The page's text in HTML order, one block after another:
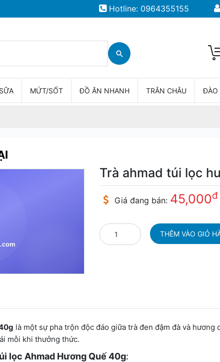
Hotline: 0964355155
MỨT/SỐT ĐỒ ĂN NHANH TRÂN CHÂU ĐÀO
Trà ahmad túi lọc
Giá đang bán: 45,000đ
là một sự pha trộn độc đáo giữa trà đen đậm đà và hương
mỗi khi thưởng thức.
lọc Ahmad Hương Quế 40g: